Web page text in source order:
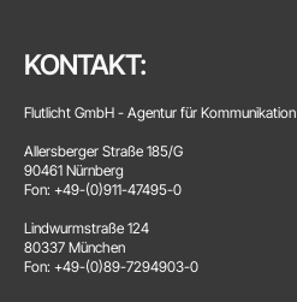
KONTAKT:
Flutlicht GmbH - Agentur für Kommunikation
Allersberger Straße 185/G
90461 Nürnberg
Fon: +49-(0)911-47495-0
Lindwurmstraße 124
80337 München
Fon: +49-(0)89-7294903-0